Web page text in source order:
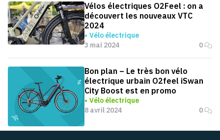
Vélos électriques O2Feel : on a
découvert les nouveaux VTC
2024
Vélo électrique
3 mai 2024
0
Bon plan – Le très bon vélo
électrique urbain O2feel iSwan
City Boost est en promo
Vélo électrique
8 avril 2024
0